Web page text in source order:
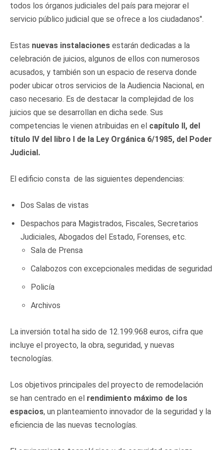
todos los órganos judiciales del país para mejorar el
servicio público judicial que se ofrece a los ciudadanos".
Estas nuevas instalaciones estarán dedicadas a la
celebración de juicios, algunos de ellos con numerosos
acusados, y también son un espacio de reserva donde
poder ubicar otros servicios de la Audiencia Nacional, en
caso necesario. Es de destacar la complejidad de los
juicios que se desarrollan en dicha sede. Sus
competencias le vienen atribuidas en el capítulo II, del
título IV del libro I de la Ley Orgánica 6/1985, del Poder
Judicial.
El edificio consta de las siguientes dependencias:
Dos Salas de vistas
Despachos para Magistrados, Fiscales, Secretarios
Judiciales, Abogados del Estado, Forenses, etc.
Sala de Prensa
Calabozos con excepcionales medidas de seguridad
Policía
Archivos
La inversión total ha sido de 12.199.968 euros, cifra que
incluye el proyecto, la obra, seguridad, y nuevas
tecnologías.
Los objetivos principales del proyecto de remodelación
se han centrado en el rendimiento máximo de los
espacios, un planteamiento innovador de la seguridad y la
eficiencia de las nuevas tecnologías.